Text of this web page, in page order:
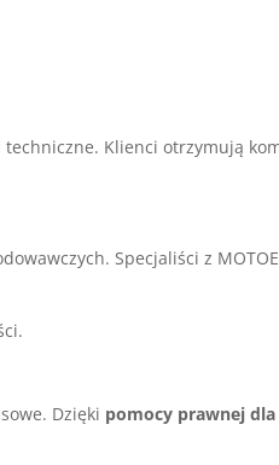
Klienci otrzymują
Specjaliści z
Dzięki pomocy prawnej